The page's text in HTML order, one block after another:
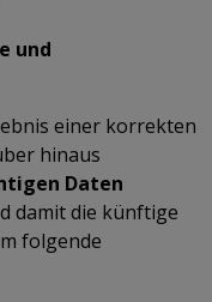
und
einer korrekten
hinaus
Daten
damit die künftige
folgende